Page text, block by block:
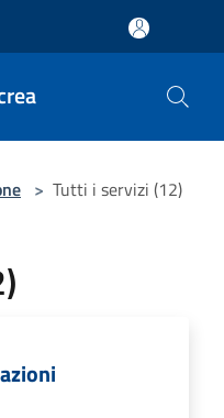
> Tutti i servizi (12)